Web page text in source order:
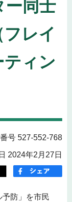
ー同士
レイ
ィン
号 527-552-768
2024年2月27日
予防」を市民